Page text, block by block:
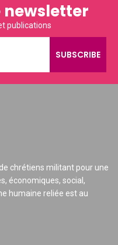
newsletter
publications
chrétiens militant pour une
économiques, social,
humaine reliée est au